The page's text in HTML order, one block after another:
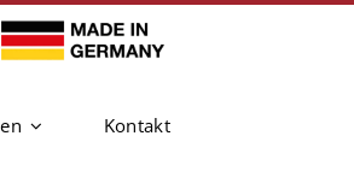
Kontakt